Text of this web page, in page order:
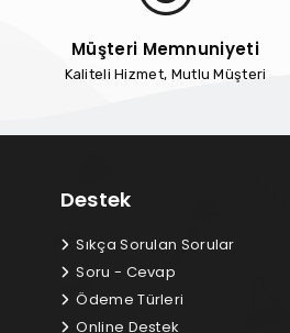
Müşteri Memnuniyeti
Kaliteli Hizmet, Mutlu Müşteri
Destek
Sıkça Sorulan Sorular
Soru - Cevap
Ödeme Türleri
Online Destek